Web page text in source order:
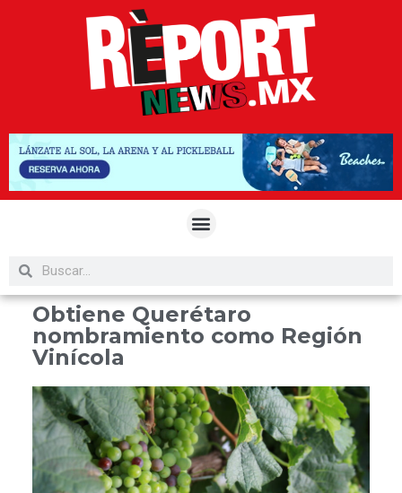
Obtiene Querétaro
nombramiento como Región
Vinícola